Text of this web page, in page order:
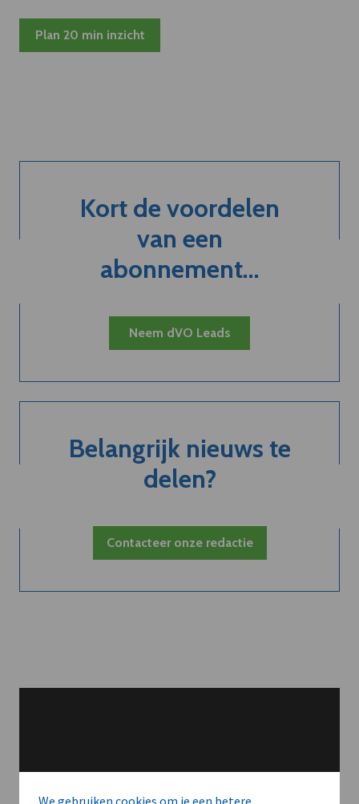
We gebruiken cookies om je een betere
Plan 20 min inzicht
Kort de voordelen
van een
abonnement...
Neem dVO Leads
Belangrijk nieuws te
delen?
Contacteer onze redactie